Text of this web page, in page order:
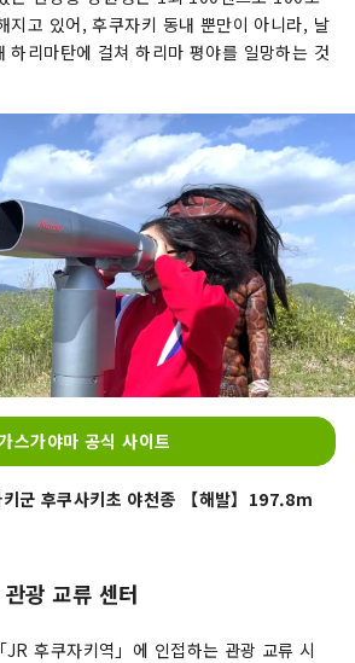
지고 있어, 후쿠자키 동내 뿐만이 아니라, 날
하리마탄에 걸쳐 하리마 평야를 일망하는 것
스가야마 공식 사이트
키군 후쿠사키초 야천종 【해발】197.8m
광 교류 센터
후쿠자키역」에 인접하는 관광 교류 시